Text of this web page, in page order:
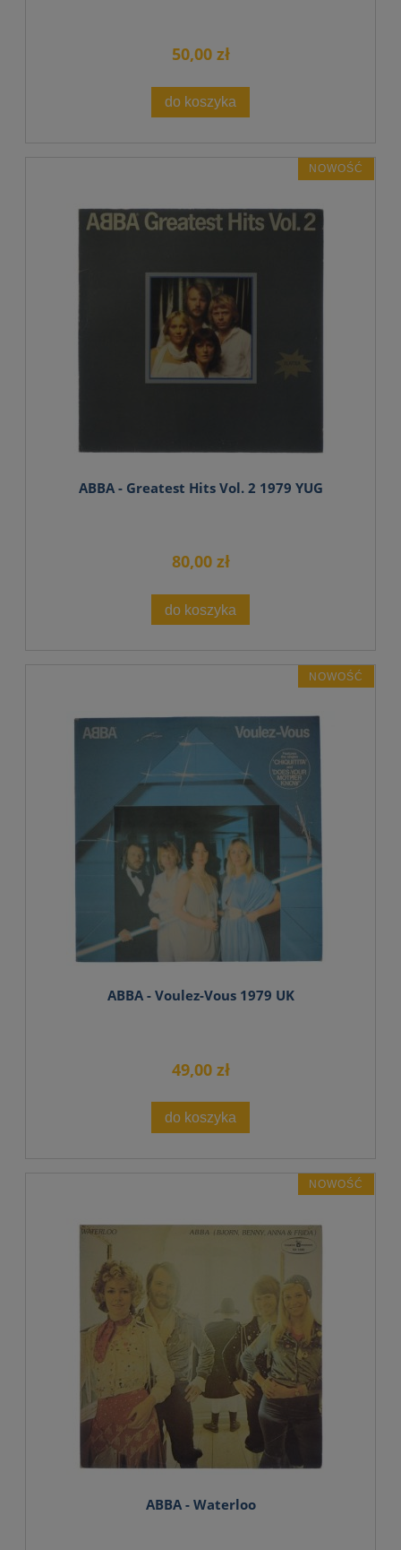
50,00 zł
do koszyka
ABBA - Greatest Hits Vol. 2 1979 YUG
80,00 zł
do koszyka
NOWOŚĆ
ABBA - Voulez-Vous 1979 UK
49,00 zł
do koszyka
NOWOŚĆ
ABBA - Waterloo
NOWOŚĆ